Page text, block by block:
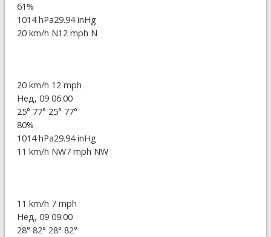
61%
1014 hPa29.94 inHg
20 km/h N12 mph N
20 km/h 12 mph
Нед, 09 06:00
25° 77° 25° 77°
80%
1014 hPa29.94 inHg
11 km/h NW7 mph NW
11 km/h 7 mph
Нед, 09 09:00
28° 82° 28° 82°